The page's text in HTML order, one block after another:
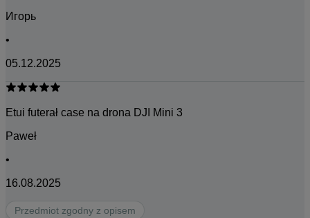
Игорь
•
05.12.2025
Etui futerał case na drona DJI Mini 3
Paweł
•
16.08.2025
Przedmiot zgodny z opisem